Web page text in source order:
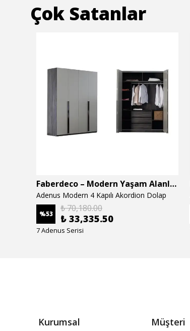
Çok Satanlar
Faberdeco – Modern Yaşam Alanları İçin Özel Tasarım Mobilyalar
Adenus Modern 4 Kapılı Akordion Dolap
%53
₺ 70,180.00
₺ 33,335.50
7 Adenus Serisi
Kurumsal Müşteri